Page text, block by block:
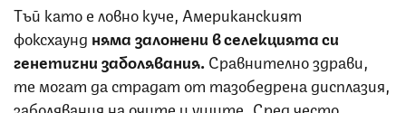
Тъй като е ловно куче, Американският
фоксхаунд няма заложени в селекцията си
генетични заболявания. Сравнително здрави,
те могат да страдат от тазобедрена дисплазия,
заболявания на очите и ушите. Сред често